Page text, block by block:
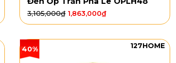
3,105,000₫ 1,863,000₫
40% 127HOME